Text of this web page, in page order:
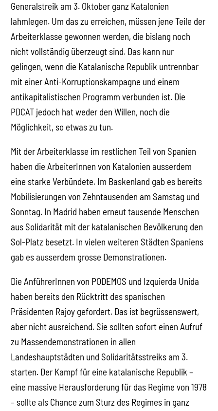
Generalstreik am 3. Oktober ganz Katalonien
lahmlegen. Um das zu erreichen, müssen jene Teile der
Arbeiterklasse gewonnen werden, die bislang noch
nicht vollständig überzeugt sind. Das kann nur
gelingen, wenn die Katalanische Republik untrennbar
mit einer Anti-Korruptionskampagne und einem
antikapitalistischen Programm verbunden ist. Die
PDCAT jedoch hat weder den Willen, noch die
Möglichkeit, so etwas zu tun.
Mit der Arbeiterklasse im restlichen Teil von Spanien
haben die ArbeiterInnen von Katalonien ausserdem
eine starke Verbündete. Im Baskenland gab es bereits
Mobilisierungen von Zehntausenden am Samstag und
Sonntag. In Madrid haben erneut tausende Menschen
aus Solidarität mit der katalanischen Bevölkerung den
Sol-Platz besetzt. In vielen weiteren Städten Spaniens
gab es ausserdem grosse Demonstrationen.
Die AnführerInnen von PODEMOS und Izquierda Unida
haben bereits den Rücktritt des spanischen
Präsidenten Rajoy gefordert. Das ist begrüssenswert,
aber nicht ausreichend. Sie sollten sofort einen Aufruf
zu Massendemonstrationen in allen
Landeshauptstädten und Solidaritätsstreiks am 3.
starten. Der Kampf für eine katalanische Republik –
eine massive Herausforderung für das Regime von 1978
– sollte als Chance zum Sturz des Regimes in ganz